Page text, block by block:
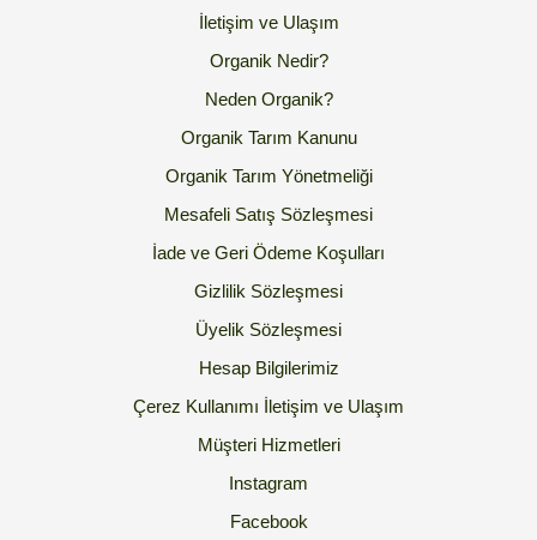
İletişim ve Ulaşım
Organik Nedir?
Neden Organik?
Organik Tarım Kanunu
Organik Tarım Yönetmeliği
Mesafeli Satış Sözleşmesi
İade ve Geri Ödeme Koşulları
Gizlilik Sözleşmesi
Üyelik Sözleşmesi
Hesap Bilgilerimiz
Çerez Kullanımı İletişim ve Ulaşım
Müşteri Hizmetleri
Instagram
Facebook